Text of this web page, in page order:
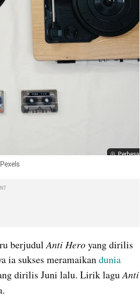
Perbesar
berjudul Anti Hero yang dirilis
ia sukses meramaikan dunia
dirilis Juni lalu. Lirik lagu Anti